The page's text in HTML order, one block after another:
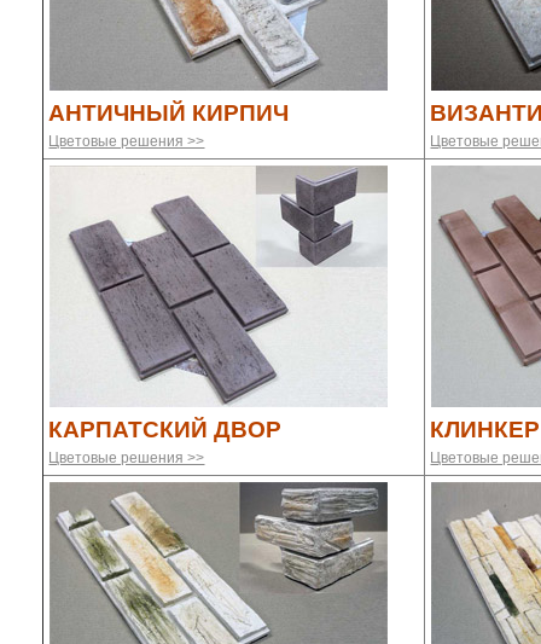
АНТИЧНЫЙ КИРПИЧ
Цветовые решения >> Цветовые
КАРПАТСКИЙ ДВОР
Цветовые решения >> Цветовые